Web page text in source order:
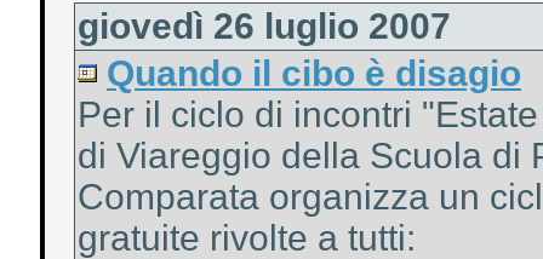
giovedì 26 luglio 2007
Quando il cibo è disagio
Per il ciclo di incontri
di Viareggio della Scuola di
Comparata organizza un
gratuite rivolte a tutti: